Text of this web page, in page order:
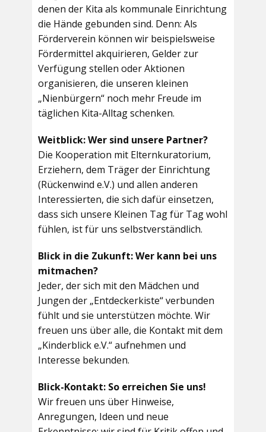
denen der Kita als kommunale Einrichtung
die Hände gebunden sind. Denn: Als
Förderverein können wir beispielsweise
Fördermittel akquirieren, Gelder zur
Verfügung stellen oder Aktionen
organisieren, die unseren kleinen
„Nienbürgern“ noch mehr Freude im
täglichen Kita-Alltag schenken.
Weitblick: Wer sind unsere Partner?
Die Kooperation mit Elternkuratorium,
Erziehern, dem Träger der Einrichtung
(Rückenwind e.V.) und allen anderen
Interessierten, die sich dafür einsetzen,
dass sich unsere Kleinen Tag für Tag wohl
fühlen, ist für uns selbstverständlich.
Blick in die Zukunft: Wer kann bei uns
mitmachen?
Jeder, der sich mit den Mädchen und
Jungen der „Entdeckerkiste“ verbunden
fühlt und sie unterstützen möchte. Wir
freuen uns über alle, die Kontakt mit dem
„Kinderblick e.V.“ aufnehmen und
Interesse bekunden.
Blick-Kontakt: So erreichen Sie uns!
Wir freuen uns über Hinweise,
Anregungen, Ideen und neue